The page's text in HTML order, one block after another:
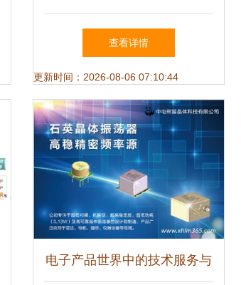
高新技术企业认定可行性分析
查看详情
更新时间：2026-08-06 07:10:44
电子产品世界中的技术服务与